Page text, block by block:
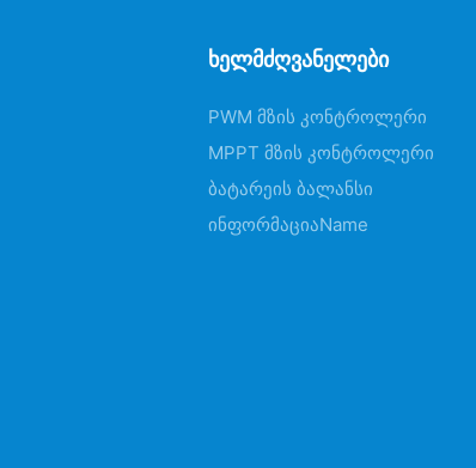
Ხელმძღვანელები
PWM Მზის Კონტროლერი
MPPT Მზის Კონტროლერი
Ბატარეის Ბალანსი
ᲘნფორმაციაName